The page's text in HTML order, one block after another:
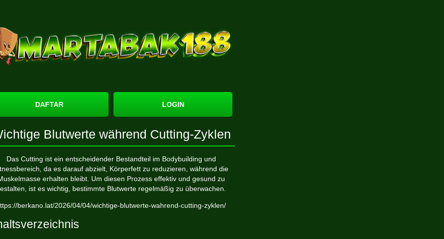
DAFTAR LOGIN
Blutwerte während Cutting-Zyklen
Das Cutting ist ein entscheidender Bestandteil im Bodybuilding und
da es darauf abzielt, Körperfett zu reduzieren, während die
erhalten bleibt. Um diesen Prozess effektiv und gesund zu
ist es wichtig, bestimmte Blutwerte regelmäßig zu überwachen.
berkano.lat/2026/04/04/wichtige-blutwerte-wahrend-cutting-zyklen/